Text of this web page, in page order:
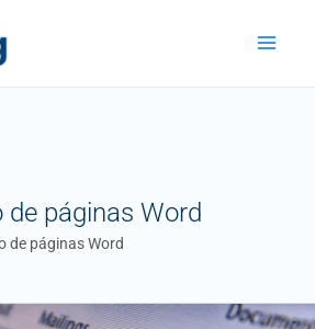
de páginas Word
de páginas Word